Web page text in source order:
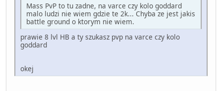
Mass PvP to tu zadne, na varce czy kolo goddard
malo ludzi nie wiem gdzie te 2k... Chyba ze jest jakis
battle ground o ktorym nie wiem.
prawie 8 lvl HB a ty szukasz pvp na varce czy kolo
goddard
okej